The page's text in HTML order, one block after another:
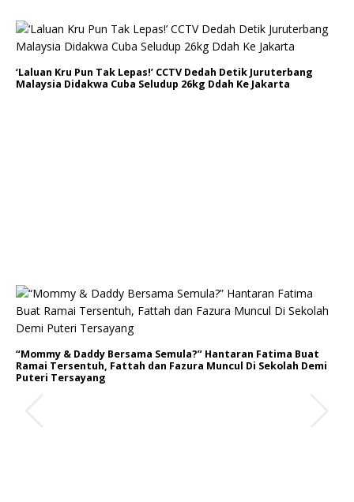
‘Laluan Kru Pun Tak Lepas!’ CCTV Dedah Detik Juruterbang
Malaysia Didakwa Cuba Seludup 26kg Ddah Ke Jakarta
“Mommy & Daddy Bersama Semula?” Hantaran Fatima Buat
Ramai Tersentuh, Fattah dan Fazura Muncul Di Sekolah Demi
Puteri Tersayang